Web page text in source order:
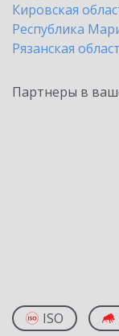
Кировская
Республика
Рязанская
Партнеры в
ISO